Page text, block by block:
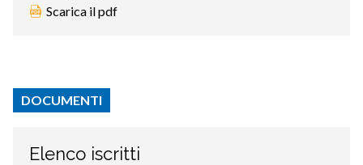
Scarica il pdf
DOCUMENTI
Elenco iscritti